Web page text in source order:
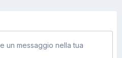
un messaggio nella tua